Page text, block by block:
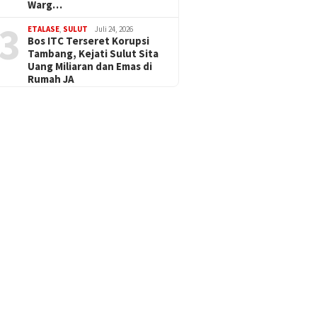
Warg…
ETALASE, SULUT Juli 24, 2026
Bos ITC Terseret Korupsi
Tambang, Kejati Sulut Sita
Uang Miliaran dan Emas di
Rumah JA